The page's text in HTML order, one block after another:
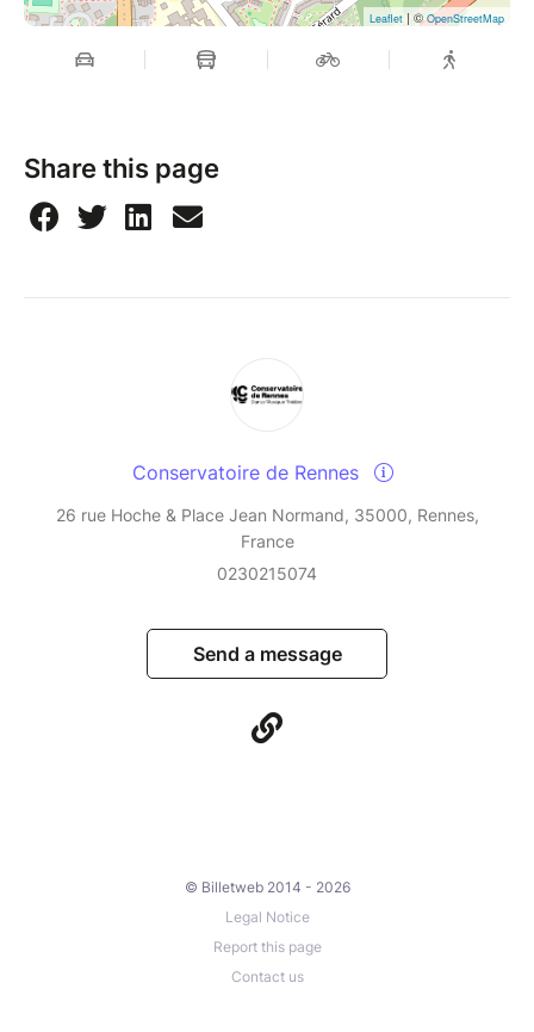
Leaflet| ©OpenStreetMap
Share this page
Conservatoire de Rennes
26 rue Hoche & Place Jean Normand, 35000, Rennes,
France
0230215074
Send a message
© Billetweb 2014 - 2026
Legal Notice
Report this page
Contact us